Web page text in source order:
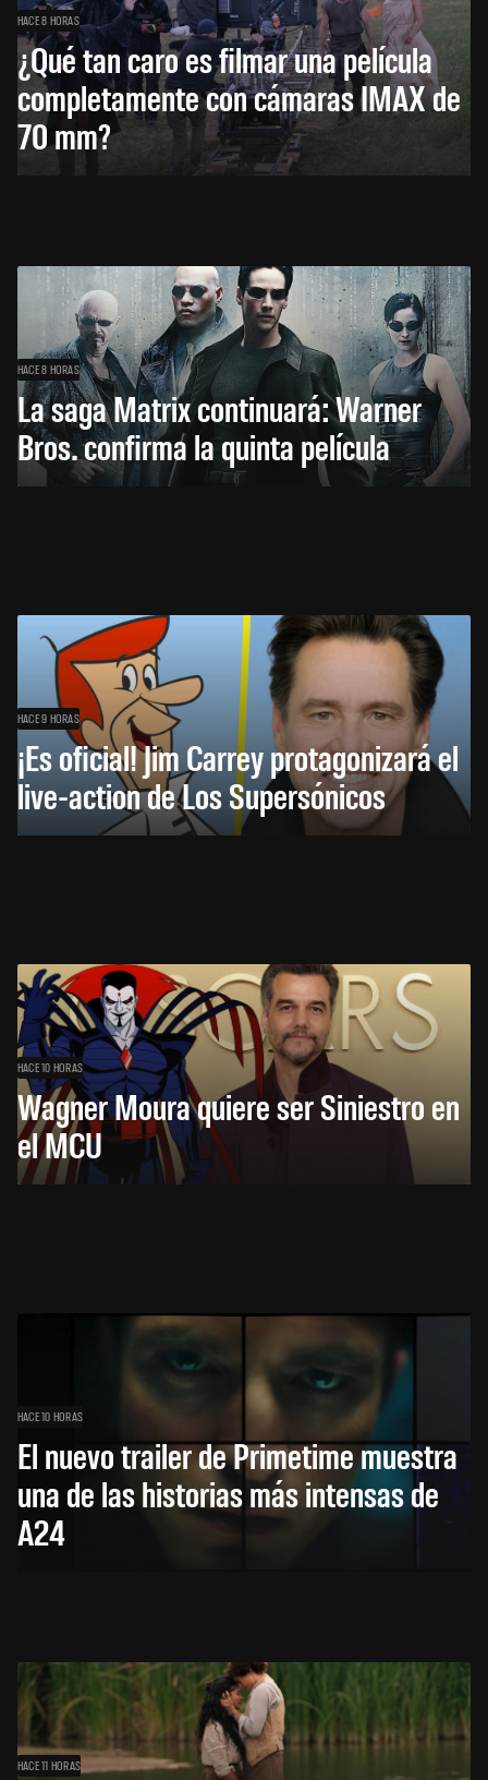
HACE 8 HORAS
¿Qué tan caro es filmar una película
completamente con cámaras IMAX de
70 mm?
HACE 8 HORAS
La saga Matrix continuará: Warner
Bros. confirma la quinta película
HACE 9 HORAS
¡Es oficial! Jim Carrey protagonizará el
live-action de Los Supersónicos
HACE 10 HORAS
Wagner Moura quiere ser Siniestro en
el MCU
HACE 10 HORAS
El nuevo trailer de Primetime muestra
una de las historias más intensas de
A24
HACE 11 HORAS